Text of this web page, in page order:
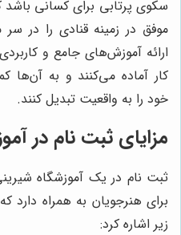
سکوی پرتابی برای کسانی
موفق در زمینه قنادی را در سر
ارائه آموزش‌های جامع و
کار آماده می‌کنند و به آن‌ها
خود را به واقعیت تبدیل کنند.
مزایای ثبت نام در
ثبت نام در یک آموزشگاه
برای هنرجویان به همراه دارد
زیر اشاره کرد: